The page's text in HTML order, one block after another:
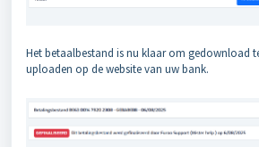
Het betaalbestand is nu klaar om gedownload
uploaden op de website van uw bank.